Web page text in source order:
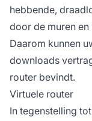
hebbende,
door de muren
Daarom kunnen
downloads
router bevindt.
Virtuele router
In tegenstelling